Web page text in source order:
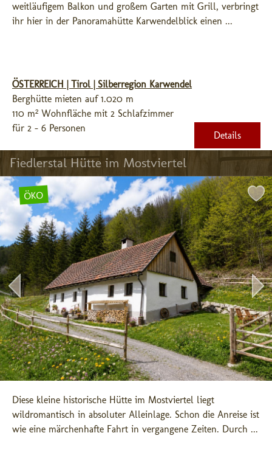
weitläufigem Balkon und großem Garten mit Grill, verbringt
ihr hier in der Panoramahütte Karwendelblick einen ...
ÖSTERREICH | Tirol | Silberregion Karwendel
Berghütte mieten auf 1.020 m
110 m² Wohnfläche mit 2 Schlafzimmer
für 2 - 6 Personen
Details
Fiedlerstal Hütte im Mostviertel
ÖKO
Diese kleine historische Hütte im Mostviertel liegt
wildromantisch in absoluter Alleinlage. Schon die Anreise ist
wie eine märchenhafte Fahrt in vergangene Zeiten. Durch ...